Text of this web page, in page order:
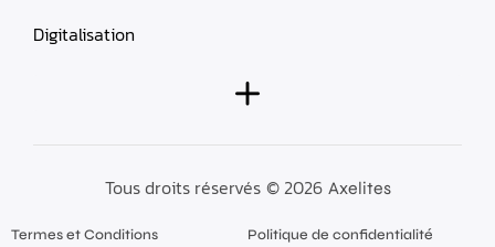
Digitalisation
Tous droits réservés © 2026 Axelites
Termes et Conditions Politique de confidentialité